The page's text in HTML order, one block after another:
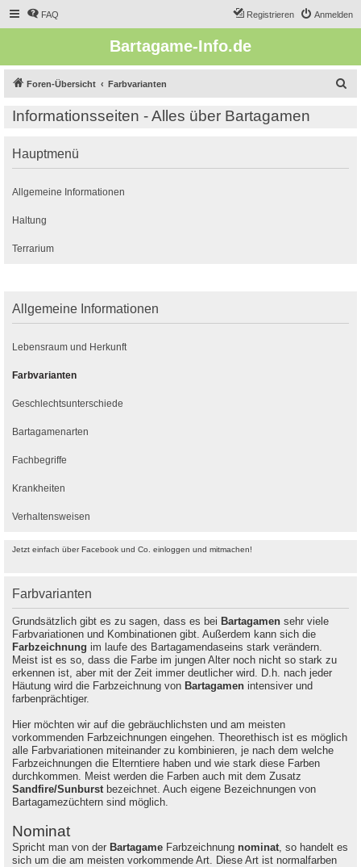
FAQ Anmelden
Registrieren
Bartagame-Info.de
Foren-Übersicht Farbvarianten
Informationsseiten - Alles über Bartagamen
Hauptmenü
Allgemeine Informationen
Haltung
Terrarium
Jetzt einfach über Facebook und Co. einloggen und mitmachen!
Farbvarianten
Grundsätzlich gibt es zu sagen, dass es bei Bartagamen sehr viele
Farbvariationen und Kombinationen gibt. Außerdem kann sich die
Farbzeichnung im laufe des Bartagamendaseins stark verändern.
Meist ist es so, dass die Farbe im jungen Alter noch nicht so stark zu
erkennen ist, aber mit der Zeit immer deutlicher wird. D.h. nach jeder
Häutung wird die Farbzeichnung von Bartagamen intensiver und
farbenprächtiger.
Hier möchten wir auf die gebräuchlichsten und am meisten
vorkommenden Farbzeichnungen eingehen. Theorethisch ist es möglich
alle Farbvariationen miteinander zu kombinieren, je nach dem welche
Farbzeichnungen die Elterntiere haben und wie stark diese Farben
durchkommen. Meist werden die Farben auch mit dem Zusatz
Sandfire/Sunburstbezeichnet. Auch eigene Bezeichnungen von
Bartagamezüchtern sind möglich.
Nominat
Spricht man von der Bartagame Farbzeichnung nominat, so handelt es
sich um die am meisten vorkommende Art. Diese Art ist normalfarben
Allgemeine Informationen
Lebensraum und Herkunft
Farbvarianten
Geschlechtsunterschiede
Bartagamenarten
Fachbegriffe
Krankheiten
Verhaltensweisen